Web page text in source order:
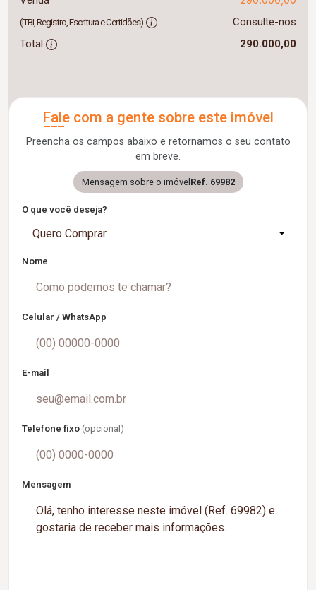
(ITBI, Registro, Escritura e Certidões)
Consulte-nos
Total
290.000,00
Fale com a gente sobre este imóvel
Preencha os campos abaixo e retornamos o seu contato
em breve.
Mensagem sobre o imóvel Ref. 69982
O que você deseja?
Quero Comprar
Nome
Celular / WhatsApp
E-mail
Telefone fixo (opcional)
Mensagem